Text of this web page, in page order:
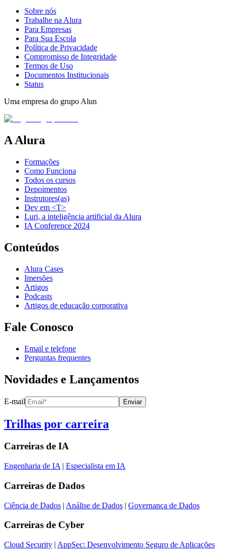
Sobre nós
Trabalhe na Alura
Para Empresas
Para Sua Escola
Política de Privacidade
Compromisso de Integridade
Termos de Uso
Documentos Institucionais
Status
Uma empresa do grupo Alun
A Alura
Formações
Como Funciona
Todos os cursos
Depoimentos
Instrutores(as)
Dev em <T>
Luri, a inteligência artificial da Alura
IA Conference 2024
Conteúdos
Alura Cases
Imersões
Artigos
Podcasts
Artigos de educação corporativa
Fale Conosco
Email e telefone
Perguntas frequentes
Novidades e Lançamentos
E-mail Enviar
Trilhas por carreira
Carreiras de IA
Engenharia de IA | Especialista em IA
Carreiras de Dados
Ciência de Dados | Análise de Dados | Governança de Dados
Carreiras de Cyber
Cloud Security | AppSec: Desenvolvimento Seguro de Aplicações